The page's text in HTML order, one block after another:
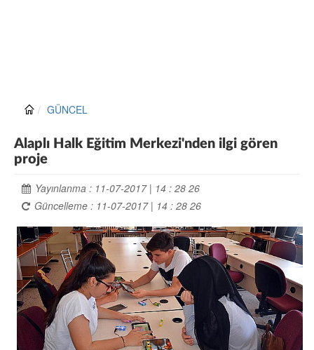
GÜNCEL
Alaplı Halk Eğitim Merkezi'nden ilgi gören
proje
Yayınlanma : 11-07-2017 | 14 : 28 26
Güncelleme : 11-07-2017 | 14 : 28 26